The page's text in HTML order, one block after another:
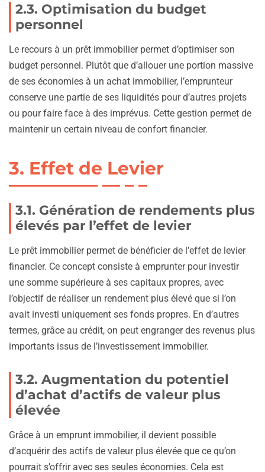
2.3. Optimisation du budget
personnel
Le recours à un prêt immobilier permet d’optimiser son
budget personnel. Plutôt que d’allouer une portion massive
de ses économies à un achat immobilier, l’emprunteur
conserve une partie de ses liquidités pour d’autres projets
ou pour faire face à des imprévus. Cette gestion permet de
maintenir un certain niveau de confort financier.
3. Effet de Levier
3.1. Génération de rendements plus
élevés par l’effet de levier
Le prêt immobilier permet de bénéficier de l’effet de levier
financier. Ce concept consiste à emprunter pour investir
une somme supérieure à ses capitaux propres, avec
l’objectif de réaliser un rendement plus élevé que si l’on
avait investi uniquement ses fonds propres. En d’autres
termes, grâce au crédit, on peut engranger des revenus plus
importants issus de l’investissement immobilier.
3.2. Augmentation du potentiel
d’achat d’actifs de valeur plus
élevée
Grâce à un emprunt immobilier, il devient possible
d’acquérir des actifs de valeur plus élevée que ce qu’on
pourrait s’offrir avec ses seules économies. Cela est